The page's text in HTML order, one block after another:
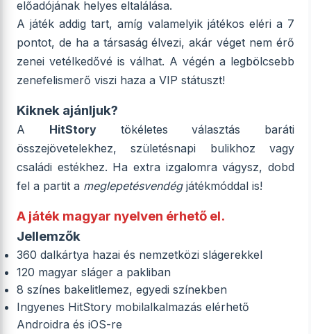
előadójának helyes eltalálása.
A játék addig tart, amíg valamelyik játékos eléri a 7
pontot, de ha a társaság élvezi, akár véget nem érő
zenei vetélkedővé is válhat. A végén a legbölcsebb
zenefelismerő viszi haza a VIP státuszt!
Kiknek ajánljuk?
A HitStorytökéletes választás baráti
összejövetelekhez, születésnapi bulikhoz vagy
családi estékhez. Ha extra izgalomra vágysz, dobd
fel a partit a meglepetésvendégjátékmóddal is!
A játék magyar nyelven érhető el.
Jellemzők
360 dalkártya hazai és nemzetközi slágerekkel
120 magyar sláger a pakliban
8 színes bakelitlemez, egyedi színekben
Ingyenes HitStory mobilalkalmazás elérhető
Androidra és iOS-re